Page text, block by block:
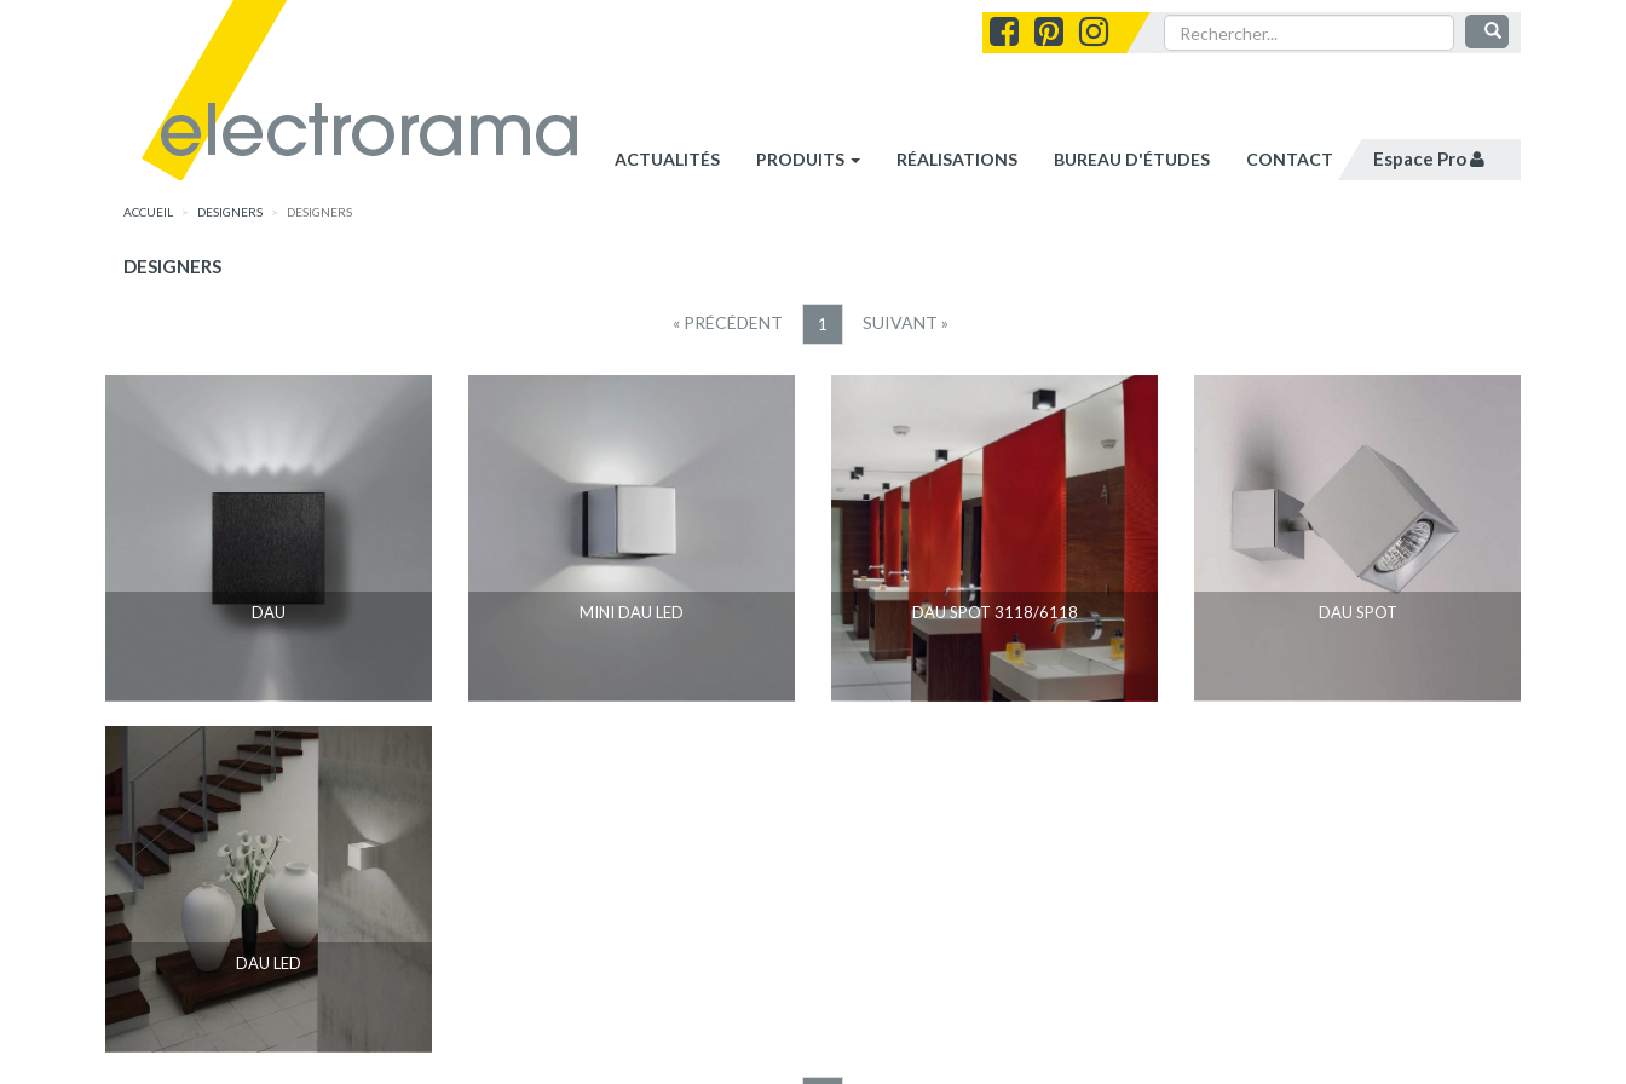
ACTUALITÉS PRODUITS RÉALISATIONS BUREAU D'ÉTUDES CONTACT Espace Pro
ACCUEIL DESIGNERS DESIGNERS
DESIGNERS
« PRÉCÉDENT 1 SUIVANT »
DAU MINI DAU LED DAU SPOT 3118/6118 DAU SPOT
DAU LED